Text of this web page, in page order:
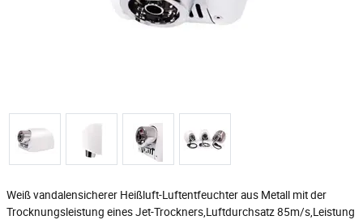
Weiß vandalensicherer Heißluft-Luftentfeuchter aus Metall mit der
Trocknungsleistung eines Jet-Trockners,Luftdurchsatz 85m/s,Leistung